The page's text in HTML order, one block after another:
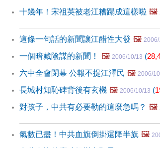
十幾年！宋祖英被老江糟蹋成這樣啦 🖼️
這條一句話的新聞讓江醋性大發 🖼️
一個暗藏陰謀的新聞！
🖼️ 2006/10/13 (
六中全會閉幕 公報不提江澤民 🖼️ 2006/
長城村知恥碑背後有玄機 🖼️ 2006/10/13 (
對孩子，中共有必要勒的這麼急嗎？ 🖼️
氣數已盡！中共血旗倒掛還降半旗 🖼️